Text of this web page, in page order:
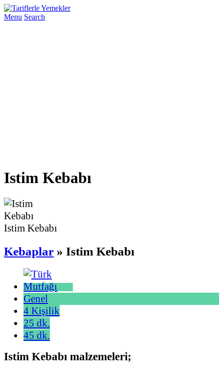
Menu Search
Istim Kebabı
Istim Kebabı
Kebaplar » Istim Kebabı
Genel
4 Kişilik
25 dk.
45 dk.
Istim Kebabı malzemeleri;